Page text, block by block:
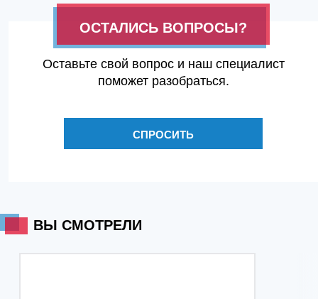
ОСТАЛИСЬ ВОПРОСЫ?
Оставьте свой вопрос и наш специалист
поможет разобраться.
СПРОСИТЬ
ВЫ СМОТРЕЛИ